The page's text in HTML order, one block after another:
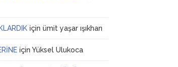
içinümit yaşar ışıkhan
içinYüksel Ulukoca